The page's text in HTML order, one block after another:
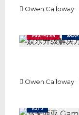
Owen Calloway
商界时讯 娱乐
Owen Calloway
热门